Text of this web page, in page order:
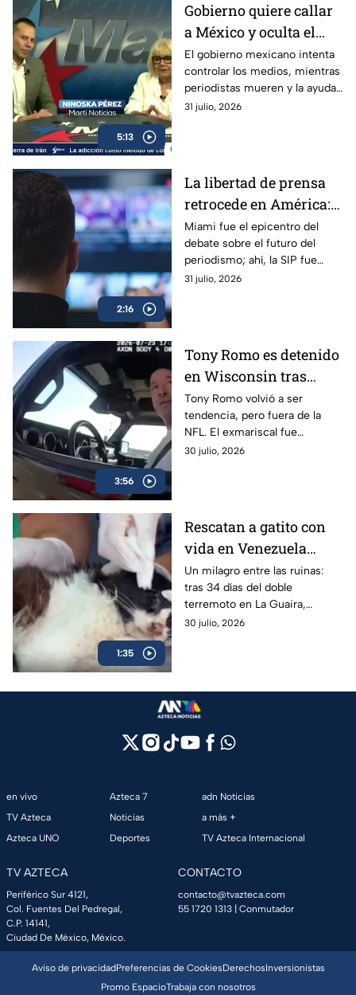
5:13
Gobierno quiere callar
a México y oculta el
desvío de ayuda
humanitaria enviada a
Cuba
El gobierno mexicano intenta
controlar los medios, mientras
periodistas mueren y la ayuda
humanitaria enviada a Cuba
31 julio, 2026
2:16
La libertad de prensa
retrocede en América:
“La norma es la
impunidad”, dice la SIP
Miami fue el epicentro del
debate sobre el futuro del
periodismo; ahí, la SIP fue
clara al evidenciar que la
31 julio, 2026
3:56
Tony Romo es detenido
en Wisconsin tras
negarse a realizar la
prueba de alcohol
Tony Romo volvió a ser
tendencia, pero fuera de la
NFL. El exmariscal fue
detenido tras negarse a una
30 julio, 2026
1:35
Rescatan a gatito con
vida en Venezuela
después de 34 días bajo
los escombros
Un milagro entre las ruinas:
tras 34 días del doble
terremoto en La Guaira,
voluntarios lograron rescatar a
30 julio, 2026
en vivo
TV Azteca
Azteca UNO
Azteca 7
Noticias
Deportes
adn Noticias
a más +
TV Azteca Internacional
TV AZTECA
Periférico Sur 4121,
Col. Fuentes Del Pedregal,
C.P. 14141,
Ciudad De México, México.
CONTACTO
contacto@tvazteca.com
55 1720 1313 | Conmutador
Aviso de privacidadPreferencias de CookiesDerechosInversionistas
Promo EspacioTrabaja con nosotros